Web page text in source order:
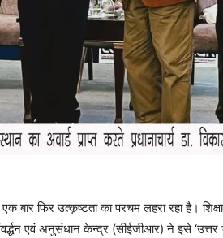
बार फिर उत्कृष्टता का परचम लहरा रहा है।
एवं अनुसंधान केन्द्र (सीईजीआर) ने इसे ‘उत्तर